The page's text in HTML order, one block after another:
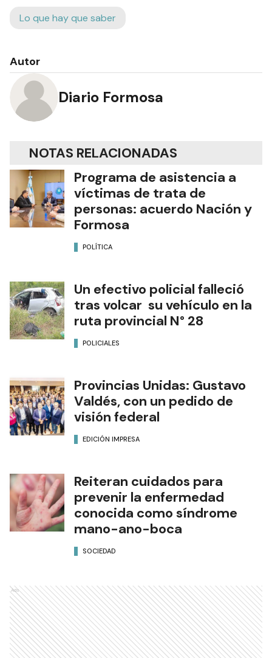
Lo que hay que saber
Autor
Diario Formosa
NOTAS RELACIONADAS
Programa de asistencia a
víctimas de trata de
personas: acuerdo Nación y
Formosa
POLÍTICA
Un efectivo policial falleció
tras volcar su vehículo en la
ruta provincial N° 28
POLICIALES
Provincias Unidas: Gustavo
Valdés, con un pedido de
visión federal
EDICIÓN IMPRESA
Reiteran cuidados para
prevenir la enfermedad
conocida como síndrome
mano-ano-boca
SOCIEDAD
Ads